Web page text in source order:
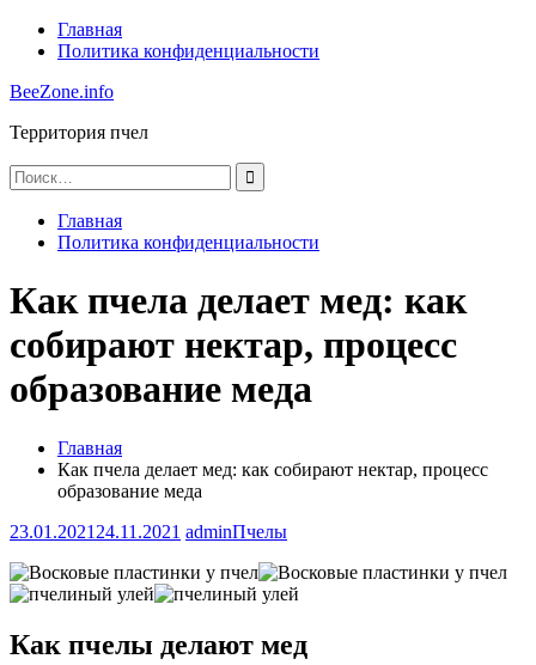
ПерейтиГлавная
Политика конфиденциальности
BeeZone.info
Территория пчел
Найти:
Главная
Политика конфиденциальности
Как пчела делает мед: как
собирают нектар, процесс
образование меда
Главная
Как пчела делает мед: как собирают нектар, процесс
образование меда
23.01.2021 24.11.2021 adminПчелы
Как пчелы делают мед